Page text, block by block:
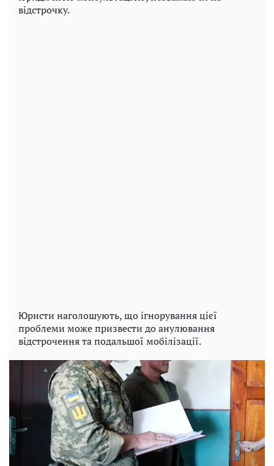
відстрочку.
Юристи наголошують, що ігнорування цієї
проблеми може призвести до анулювання
відстрочення та подальшої мобілізації.